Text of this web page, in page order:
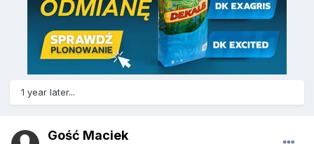
1 year later...
Gość Maciek